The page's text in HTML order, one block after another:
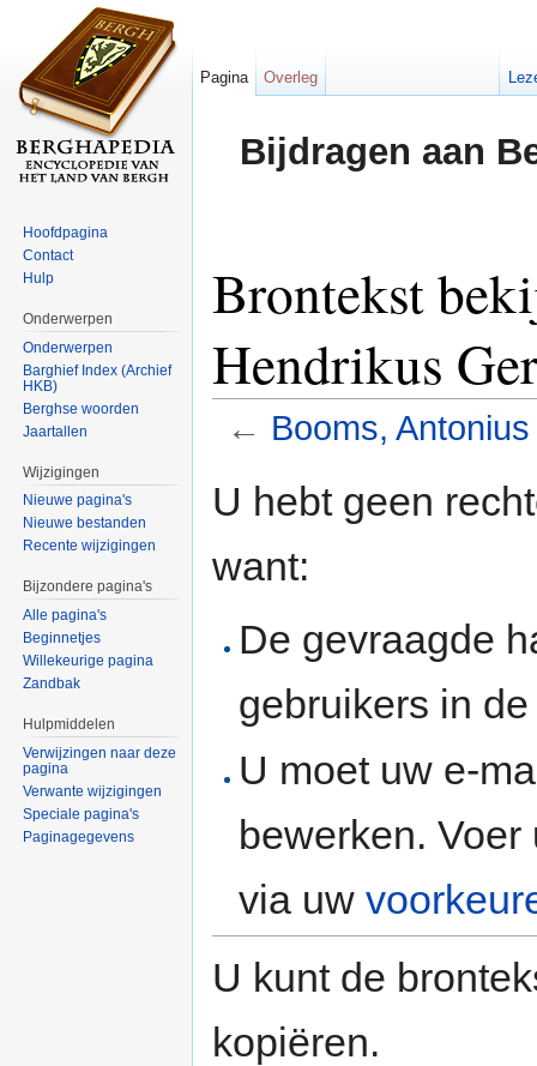
Bijdragen aan
Brontekst
Hendrikus
← Booms,
U hebt geen
want:
De gevraagde
gebruikers in
U moet uw e-
bewerken.
via uw
U kunt de
kopiëren.
Pagina Overleg
Hoofdpagina
Contact
Hulp
Onderwerpen
Onderwerpen
Barghief Index (Archief
HKB)
Berghse woorden
Jaartallen
Wijzigingen
Nieuwe pagina's
Nieuwe bestanden
Recente wijzigingen
Bijzondere pagina's
Alle pagina's
Beginnetjes
Willekeurige pagina
Zandbak
Hulpmiddelen
Verwijzingen naar deze
pagina
Verwante wijzigingen
Speciale pagina's
Paginagegevens